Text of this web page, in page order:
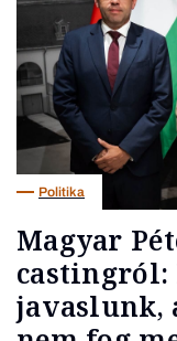
Politika
Magyar
javaslunk,